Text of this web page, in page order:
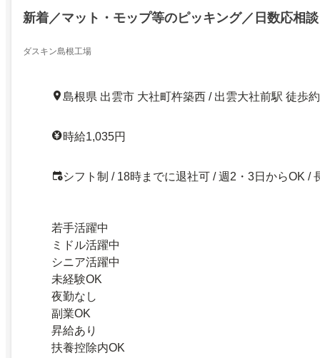
新着／マット・モップ等のピッキング／日数応相談
ダスキン島根工場
島根県 出雲市 大社町杵築西 / 出雲大社前駅 徒歩
時給1,035円
シフト制 / 18時までに退社可 / 週2・3日からOK /
若手活躍中
ミドル活躍中
シニア活躍中
未経験OK
夜勤なし
副業OK
昇給あり
扶養控除内OK